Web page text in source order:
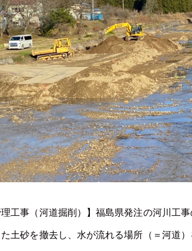
理工事（河道掘削）】福島県発注の河川工
土砂を撤去し、水が流れる場所（＝河道